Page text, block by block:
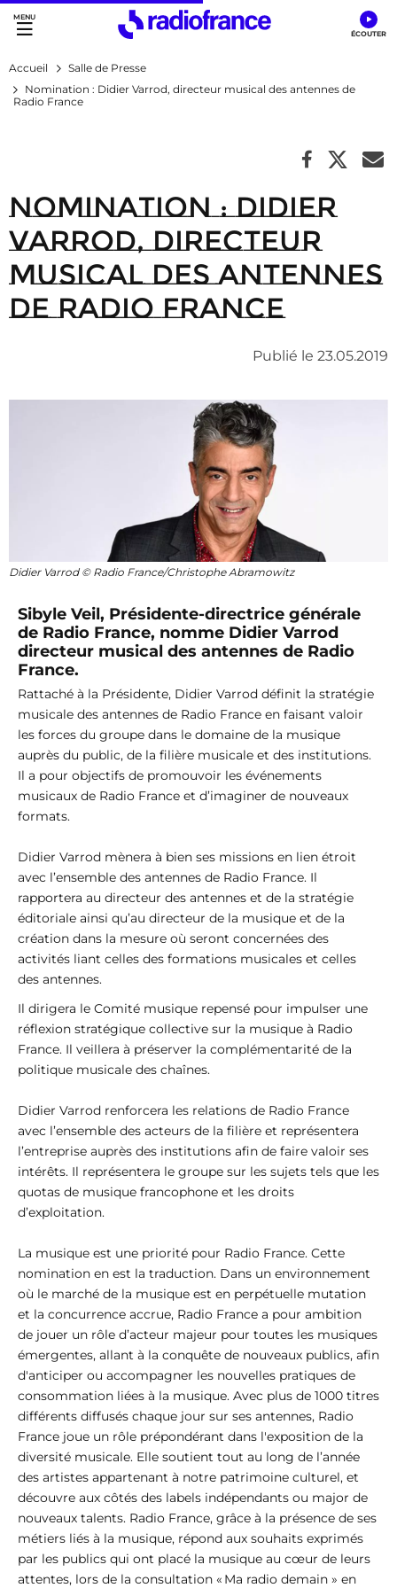
Accès direct :
Menu principal
Contenu
Accueil
Salle de Presse
Nomination : Didier Varrod, directeur musical des antennes de
Radio France
Nomination : Didier
Varrod, directeur
musical des antennes
de Radio France
Publié le 23.05.2019
Didier Varrod © Radio France/Christophe Abramowitz
Sibyle Veil, Présidente-directrice générale
de Radio France, nomme Didier Varrod
directeur musical des antennes de Radio
France.
Rattaché à la Présidente, Didier Varrod définit la stratégie
musicale des antennes de Radio France en faisant valoir
les forces du groupe dans le domaine de la musique
auprès du public, de la filière musicale et des institutions.
Il a pour objectifs de promouvoir les événements
musicaux de Radio France et d’imaginer de nouveaux
formats.
Didier Varrod mènera à bien ses missions en lien étroit
avec l’ensemble des antennes de Radio France. Il
rapportera au directeur des antennes et de la stratégie
éditoriale ainsi qu’au directeur de la musique et de la
création dans la mesure où seront concernées des
activités liant celles des formations musicales et celles
des antennes.
Il dirigera le Comité musique repensé pour impulser une
réflexion stratégique collective sur la musique à Radio
France. Il veillera à préserver la complémentarité de la
politique musicale des chaînes.
Didier Varrod renforcera les relations de Radio France
avec l’ensemble des acteurs de la filière et représentera
l’entreprise auprès des institutions afin de faire valoir ses
intérêts. Il représentera le groupe sur les sujets tels que les
quotas de musique francophone et les droits
d’exploitation.
La musique est une priorité pour Radio France. Cette
nomination en est la traduction. Dans un environnement
où le marché de la musique est en perpétuelle mutation
et la concurrence accrue, Radio France a pour ambition
de jouer un rôle d’acteur majeur pour toutes les musiques
émergentes, allant à la conquête de nouveaux publics, afin
d'anticiper ou accompagner les nouvelles pratiques de
consommation liées à la musique. Avec plus de 1000 titres
différents diffusés chaque jour sur ses antennes, Radio
France joue un rôle prépondérant dans l'exposition de la
diversité musicale. Elle soutient tout au long de l’année
des artistes appartenant à notre patrimoine culturel, et
découvre aux côtés des labels indépendants ou major de
nouveaux talents. Radio France, grâce à la présence de ses
métiers liés à la musique, répond aux souhaits exprimés
par les publics qui ont placé la musique au cœur de leurs
attentes, lors de la consultation « Ma radio demain » en